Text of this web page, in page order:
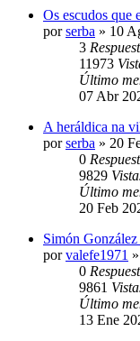
Os escudos que
porserba » 10
3
11973
Último
07 Abr
A heráldica na
porserba » 20
0
9829
Último
20 Feb
Simón
porvalefe1971 »
0
9861
Último
13 Ene